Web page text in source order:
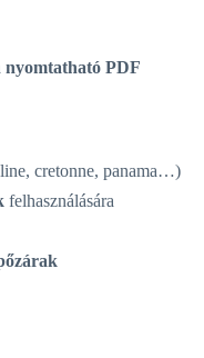
nyomtatható PDF
cretonne, panama…)
felhasználására